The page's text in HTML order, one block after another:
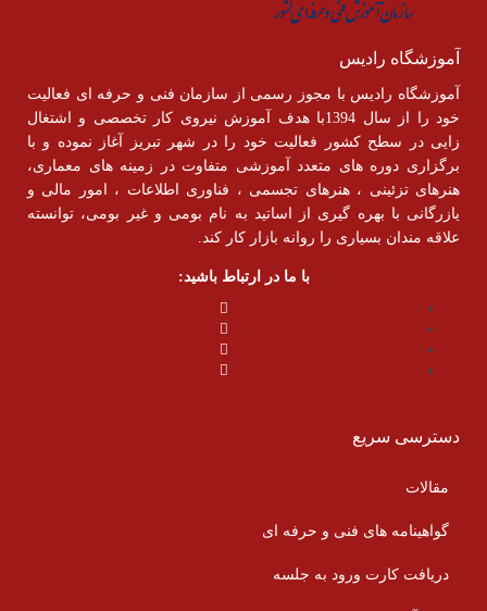
آموزشگاه رادیس
آموزشگاه رادیس با مجوز رسمی از سازمان فنی و حرفه ای فعالیت
خود را از سال 1394با هدف آموزش نیروی کار تخصصی و اشتغال
زایی در سطح کشور فعالیت خود را در شهر تبریز آغاز نموده و با
برگزاری دوره های متعدد آموزشی متفاوت در زمینه های معماری،
هنرهای تزئینی ، هنرهای تجسمی ، فناوری اطلاعات ، امور مالی و
یازرگانی با بهره گیری از اساتید به نام بومی و غیر بومی، توانسته
علاقه مندان بسیاری را روانه بازار کار کند.
با ما در ارتباط باشید:
دسترسی سریع
مقالات
گواهینامه های فنی و حرفه ای
دریافت کارت ورود به جلسه